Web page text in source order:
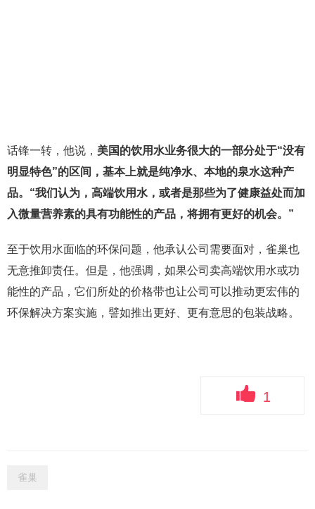
话锋一转，他说， 美国的饮用水业务很大的一部分处于“没有
明显特色”的区间，基本上就是纯净水、本地的泉水这种产
品。“我们认为，高端饮用水，或者是那些为了健康益处而加
入微量营养素的具有功能性的产品，将拥有更好的机会。”
至于饮用水面临的环保问题，他承认公司需要面对，雀巢也
无意推卸责任。但是，他强调，如果公司卖高端饮用水或功
能性的产品，它们所处的价格带也让公司可以推动更宏伟的
环保解决方案实施，譬如推出更好、更有意思的包装战略。
1
雀巢